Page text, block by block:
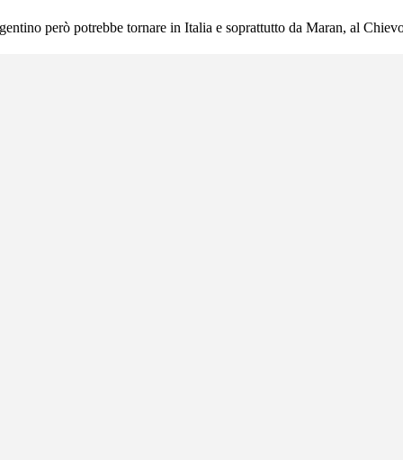
però potrebbe tornare in Italia e soprattutto da Maran, al